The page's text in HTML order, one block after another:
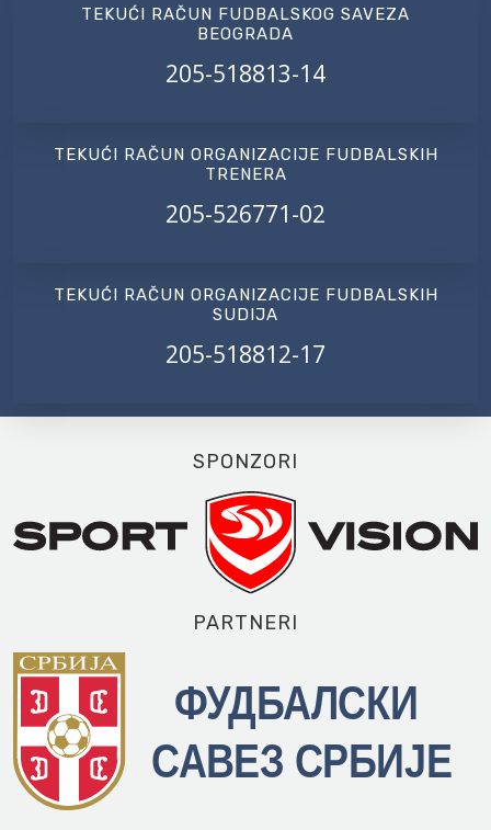
TEKUĆI RAČUN FUDBALSKOG SAVEZA
BEOGRADA
205-518813-14
TEKUĆI RAČUN ORGANIZACIJE FUDBALSKIH
TRENERA
205-526771-02
TEKUĆI RAČUN ORGANIZACIJE FUDBALSKIH
SUDIJA
205-518812-17
SPONZORI
PARTNERI